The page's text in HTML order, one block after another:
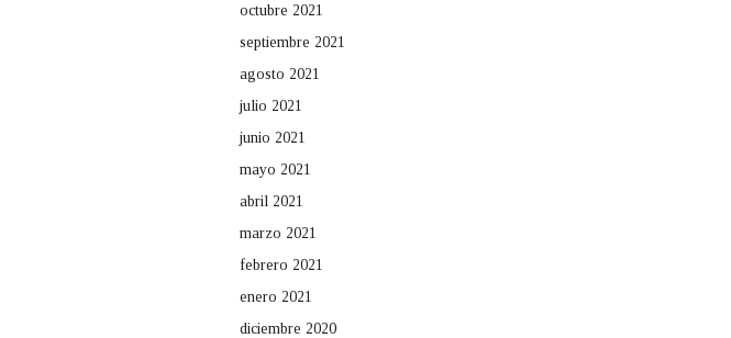
octubre 2021
septiembre 2021
agosto 2021
julio 2021
junio 2021
mayo 2021
abril 2021
marzo 2021
febrero 2021
enero 2021
diciembre 2020